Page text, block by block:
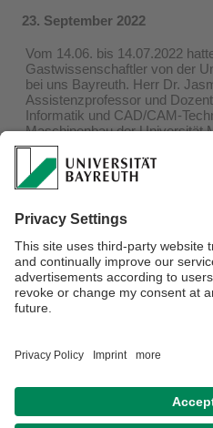
23. September 2022
Vom 14.06. bis 14.07.2022
Gastwissenschaftler von der
bei uns Bayreuth. Herr Dr.
Assistenzprofessor und
Informatik und CAD/CAM-
Maschinenbau der Universität
im Rahmen des Programms
in der Hochschulbildung
slowenischen Ministerium für
Sport.
Während des Besuchs machte
flexiblerer und innovativerer
Gasthochschule vertraut.
pädagogischen Prozesses
analysierte und synthetisierte
Verfahren in einem innovativen